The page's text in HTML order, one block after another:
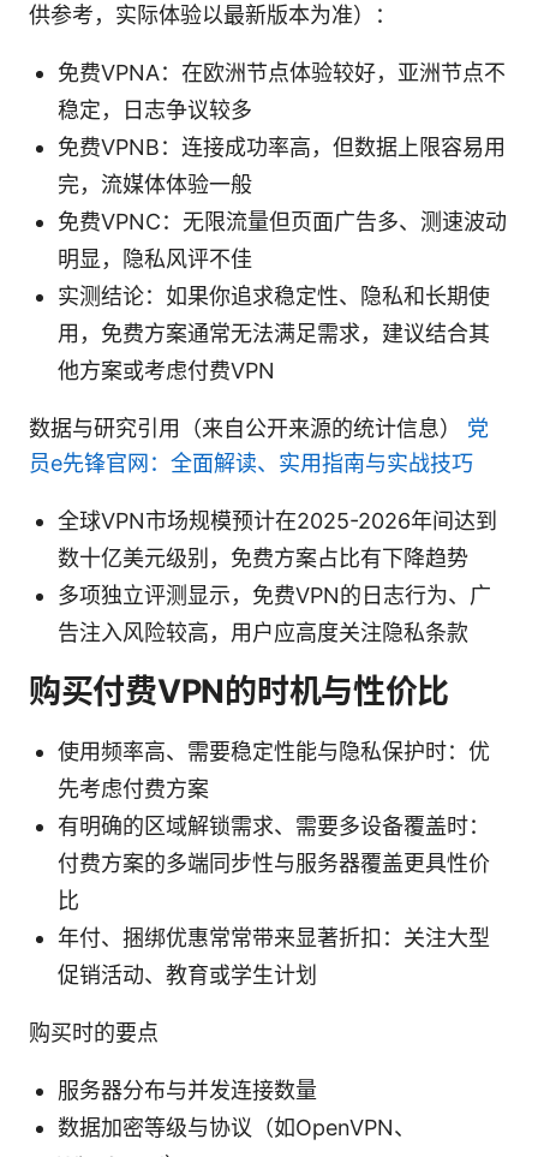
供参考，实际体验以最新版本为准）：
免费VPNA：在欧洲节点体验较好，亚洲节点不
稳定，日志争议较多
免费VPNB：连接成功率高，但数据上限容易用
完，流媒体体验一般
免费VPNC：无限流量但页面广告多、测速波动
明显，隐私风评不佳
实测结论：如果你追求稳定性、隐私和长期使
用，免费方案通常无法满足需求，建议结合其
他方案或考虑付费VPN
数据与研究引用（来自公开来源的统计信息） 党
员e先锋官网：全面解读、实用指南与实战技巧
全球VPN市场规模预计在2025-2026年间达到
数十亿美元级别，免费方案占比有下降趋势
多项独立评测显示，免费VPN的日志行为、广
告注入风险较高，用户应高度关注隐私条款
购买付费VPN的时机与性价比
使用频率高、需要稳定性能与隐私保护时：优
先考虑付费方案
有明确的区域解锁需求、需要多设备覆盖时：
付费方案的多端同步性与服务器覆盖更具性价
比
年付、捆绑优惠常常带来显著折扣：关注大型
促销活动、教育或学生计划
购买时的要点
服务器分布与并发连接数量
数据加密等级与协议（如OpenVPN、